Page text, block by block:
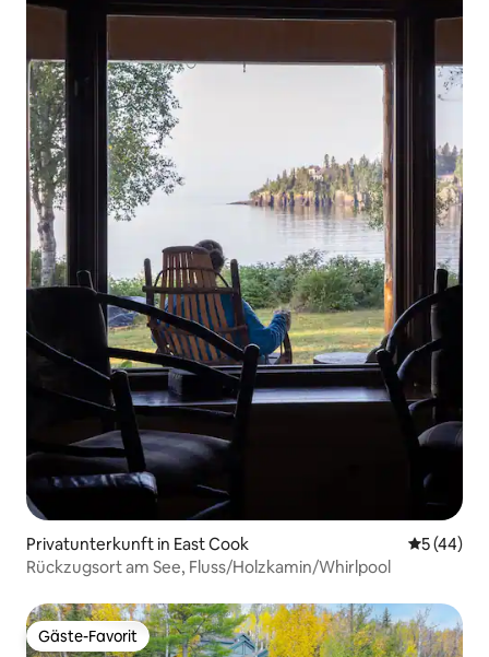
Privatunterkunft in East Cook
5 (44)
Rückzugsort am See, Fluss/Holzkamin/Whirlpool
Gäste-Favorit
Gäste-Favorit